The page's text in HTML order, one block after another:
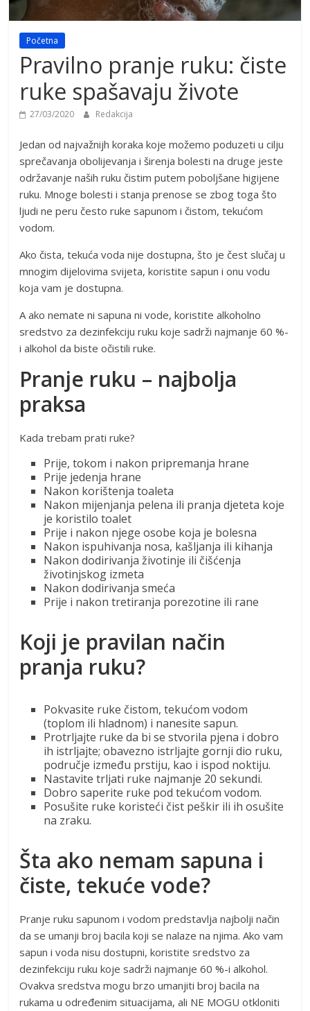
Početna
Pravilno pranje ruku: čiste
ruke spašavaju živote
27/03/2020 Redakcija
Jedan od najvažnijh koraka koje možemo poduzeti u cilju
sprečavanja obolijevanja i širenja bolesti na druge jeste
održavanje naših ruku čistim putem poboljšane higijene
ruku. Mnoge bolesti i stanja prenose se zbog toga što
ljudi ne peru često ruke sapunom i čistom, tekućom
vodom.
Ako čista, tekuća voda nije dostupna, što je čest slučaj u
mnogim dijelovima svijeta, koristite sapun i onu vodu
koja vam je dostupna.
A ako nemate ni sapuna ni vode, koristite alkoholno
sredstvo za dezinfekciju ruku koje sadrži najmanje 60 %-
i alkohol da biste očistili ruke.
Pranje ruku – najbolja
praksa
Kada trebam prati ruke?
Prije, tokom i nakon pripremanja hrane
Prije jedenja hrane
Nakon korištenja toaleta
Nakon mijenjanja pelena ili pranja djeteta koje
je koristilo toalet
Prije i nakon njege osobe koja je bolesna
Nakon ispuhivanja nosa, kašljanja ili kihanja
Nakon dodirivanja životinje ili čišćenja
životinjskog izmeta
Nakon dodirivanja smeća
Prije i nakon tretiranja porezotine ili rane
Koji je pravilan način
pranja ruku?
Pokvasite ruke čistom, tekućom vodom
(toplom ili hladnom) i nanesite sapun.
Protrljajte ruke da bi se stvorila pjena i dobro
ih istrljajte; obavezno istrljajte gornji dio ruku,
područje između prstiju, kao i ispod noktiju.
Nastavite trljati ruke najmanje 20 sekundi.
Dobro saperite ruke pod tekućom vodom.
Posušite ruke koristeći čist peškir ili ih osušite
na zraku.
Šta ako nemam sapuna i
čiste, tekuće vode?
Pranje ruku sapunom i vodom predstavlja najbolji način
da se umanji broj bacila koji se nalaze na njima. Ako vam
sapun i voda nisu dostupni, koristite sredstvo za
dezinfekciju ruku koje sadrži najmanje 60 %-i alkohol.
Ovakva sredstva mogu brzo umanjiti broj bacila na
rukama u određenim situacijama, ali NE MOGU otkloniti